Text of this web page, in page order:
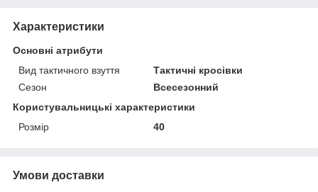
Характеристики
Основні атрибути
Вид тактичного взуття
Тактичні кросівки
Сезон
Всесезонний
Користувальницькі характеристики
Розмір
40
Умови доставки